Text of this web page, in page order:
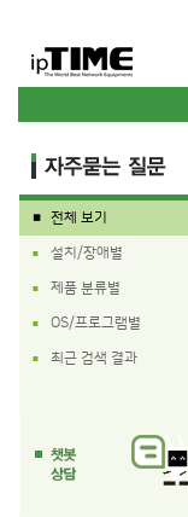
■ 전체 보기
■ 설치/장애별
■ 제품 분류별
■ OS/프로그램별
■ 최근 검색 결과